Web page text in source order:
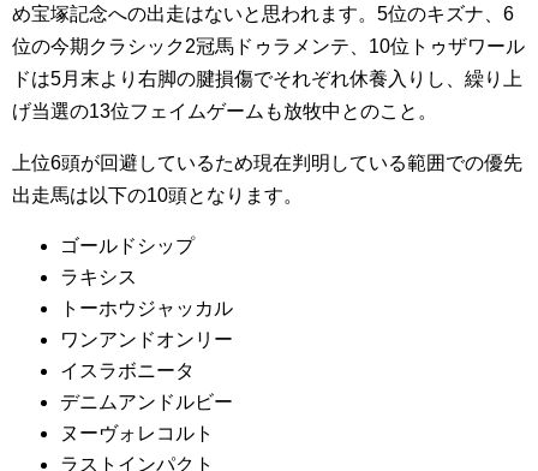
め宝塚記念への出走はないと思われます。5位のキズナ、6
位の今期クラシック2冠馬ドゥラメンテ、10位トゥザワール
ドは5月末より右脚の腱損傷でそれぞれ休養入りし、繰り上
げ当選の13位フェイムゲームも放牧中とのこと。
上位6頭が回避しているため現在判明している範囲での優先
出走馬は以下の10頭となります。
ゴールドシップ
ラキシス
トーホウジャッカル
ワンアンドオンリー
イスラボニータ
デニムアンドルビー
ヌーヴォレコルト
ラストインパクト